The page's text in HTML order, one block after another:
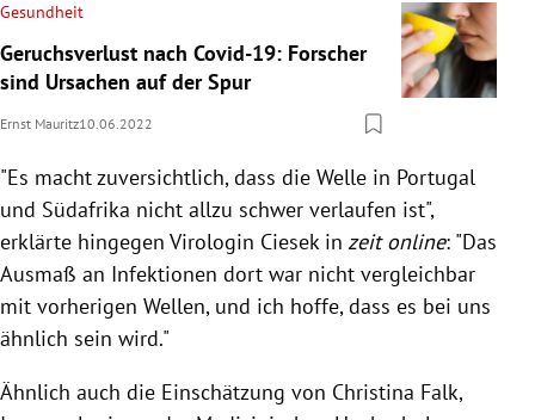
Gesundheit
Geruchsverlust nach Covid-19: Forscher
sind Ursachen auf der Spur
Ernst Mauritz10.06.2022
"Es macht zuversichtlich, dass die Welle in Portugal
und Südafrika nicht allzu schwer verlaufen ist",
erklärte hingegen Virologin Ciesek in zeit online: "Das
Ausmaß an Infektionen dort war nicht vergleichbar
mit vorherigen Wellen, und ich hoffe, dass es bei uns
ähnlich sein wird."
Ähnlich auch die Einschätzung von Christina Falk,